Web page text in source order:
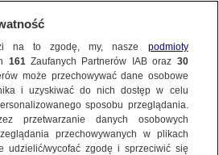
140 osób na Filipinach.
na Wietnam
na to zgodę, my, nasze podmioty
161Zaufanych Partnerów IAB oraz 30
może przechowywać dane osobowe
i uzyskiwać do nich dostęp w celu
sposobu przeglądania.
przetwarzanie danych osobowych
przechowywanych w plikach
udzielić/wycofać zgodę i sprzeciwić się